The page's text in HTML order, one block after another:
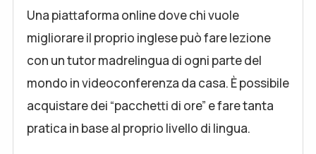
Una piattaforma online dove chi vuole
migliorare il proprio inglese può fare lezione
con un tutor madrelingua di ogni parte del
mondo in videoconferenza da casa. È possibile
acquistare dei “pacchetti di ore” e fare tanta
pratica in base al proprio livello di lingua.